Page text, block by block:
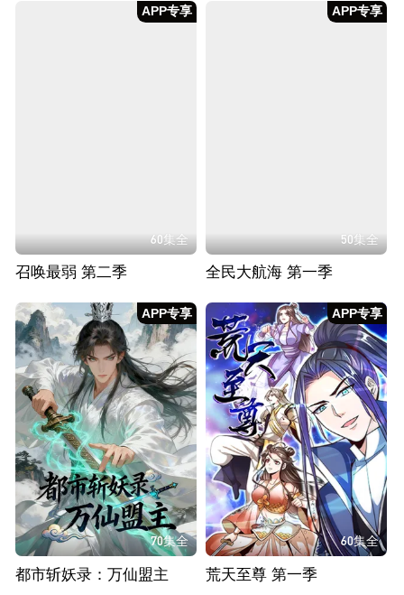
APP专享
60集全
召唤最弱 第二季
APP专享
50集全
全民大航海 第一季
APP专享
70集全
都市斩妖录：万仙盟主
APP专享
60集全
荒天至尊 第一季